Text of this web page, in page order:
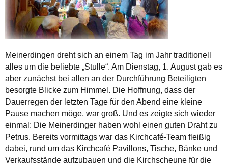
Meinerdingen dreht sich an einem Tag im Jahr traditionell
alles um die beliebte „Stulle“. Am Dienstag, 1. August gab es
aber zunächst bei allen an der Durchführung Beteiligten
besorgte Blicke zum Himmel. Die Hoffnung, dass der
Dauerregen der letzten Tage für den Abend eine kleine
Pause machen möge, war groß. Und es zeigte sich wieder
einmal: Die Meinerdinger haben wohl einen guten Draht zu
Petrus. Bereits vormittags war das Kirchcafé-Team fleißig
dabei, rund um das Kirchcafé Pavillons, Tische, Bänke und
Verkaufsstände aufzubauen und die Kirchscheune für die